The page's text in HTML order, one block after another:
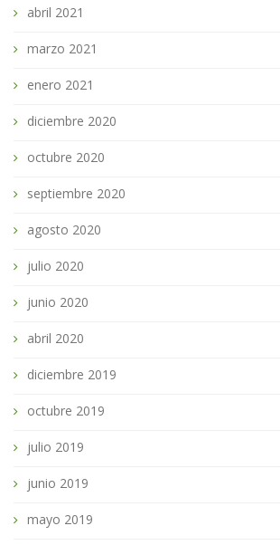
abril 2021
marzo 2021
enero 2021
diciembre 2020
octubre 2020
septiembre 2020
agosto 2020
julio 2020
junio 2020
abril 2020
diciembre 2019
octubre 2019
julio 2019
junio 2019
mayo 2019